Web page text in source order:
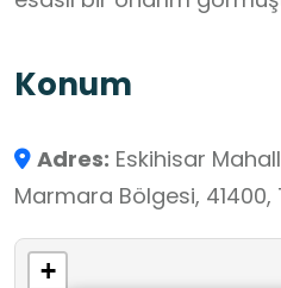
Konum
Adres: Eskihisar
Marmara Bölgesi, 41400,
+